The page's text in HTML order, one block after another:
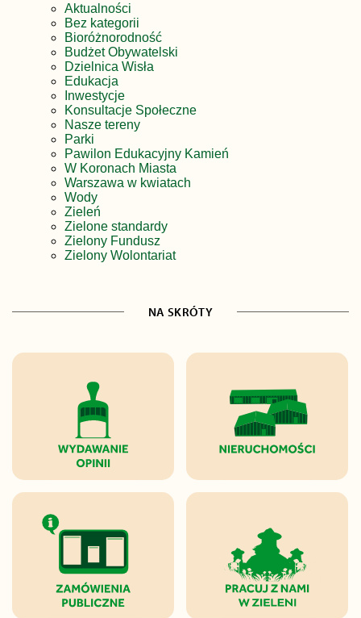
Aktualności
Bez kategorii
Bioróżnorodność
Budżet Obywatelski
Dzielnica Wisła
Edukacja
Inwestycje
Konsultacje Społeczne
Nasze tereny
Parki
Pawilon Edukacyjny Kamień
W Koronach Miasta
Warszawa w kwiatach
Wody
Zieleń
Zielone standardy
Zielony Fundusz
Zielony Wolontariat
NA SKRÓTY